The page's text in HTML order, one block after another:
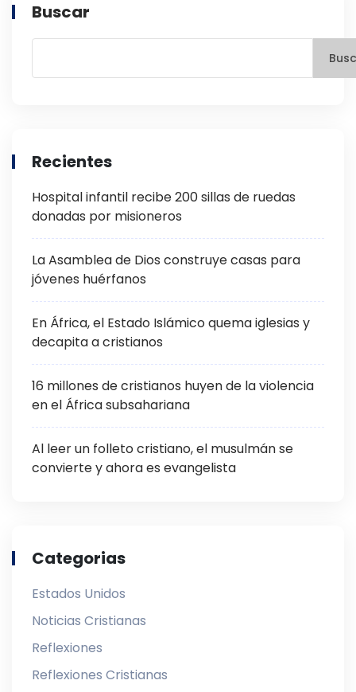
Buscar
Recientes
Hospital infantil recibe 200 sillas de ruedas
donadas por misioneros
La Asamblea de Dios construye casas para
jóvenes huérfanos
En África, el Estado Islámico quema iglesias y
decapita a cristianos
16 millones de cristianos huyen de la violencia
en el África subsahariana
Al leer un folleto cristiano, el musulmán se
convierte y ahora es evangelista
Categorias
Estados Unidos
Noticias Cristianas
Reflexiones
Reflexiones Cristianas